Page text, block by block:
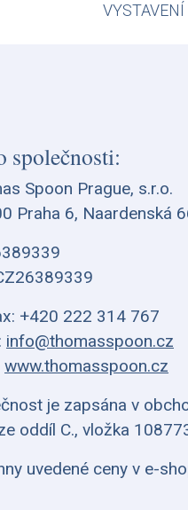
VYSTAVENÍ
společnosti:
Spoon Prague, s.r.o.
Praha 6, Naardenská
+420 222 314 767
info@thomasspoon.cz
www.thomasspoon.cz
je zapsána v
oddíl C., vložka
uvedené ceny v e-